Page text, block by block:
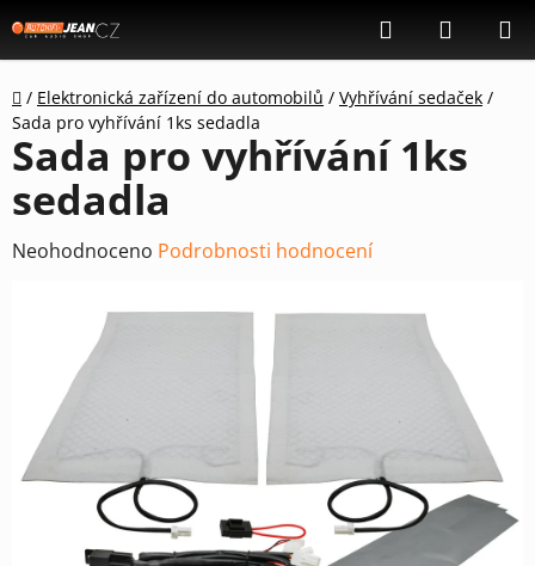
na
obsah
Hledat
KOŠÍK
Domů
/ Elektronická zařízení do automobilů / Vyhřívání sedaček /
Sada pro vyhřívání 1ks sedadla
Sada pro vyhřívání 1ks
sedadla
Průměrné
hvězdiček.
Neohodnoceno Podrobnosti hodnocení